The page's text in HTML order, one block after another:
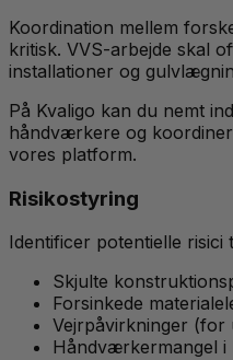
Koordination mellem
kritisk. VVS-arbejde skal
installationer og
På Kvaligo kan du nemt
håndværkere og
vores platform.
Risikostyring
Identificer potentielle risici
Skjulte
Forsinkede
Vejrpåvirkninger (for
Håndværkermangel i